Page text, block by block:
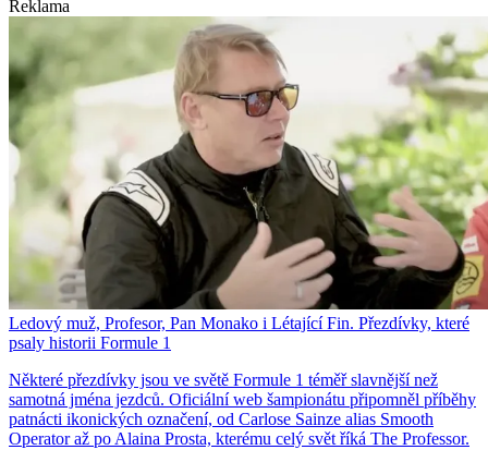
Reklama
Ledový muž, Profesor, Pan Monako i Létající Fin. Přezdívky, které
psaly historii Formule 1
Některé přezdívky jsou ve světě Formule 1 téměř slavnější než
samotná jména jezdců. Oficiální web šampionátu připomněl příběhy
patnácti ikonických označení, od Carlose Sainze alias Smooth
Operator až po Alaina Prosta, kterému celý svět říká The Professor.